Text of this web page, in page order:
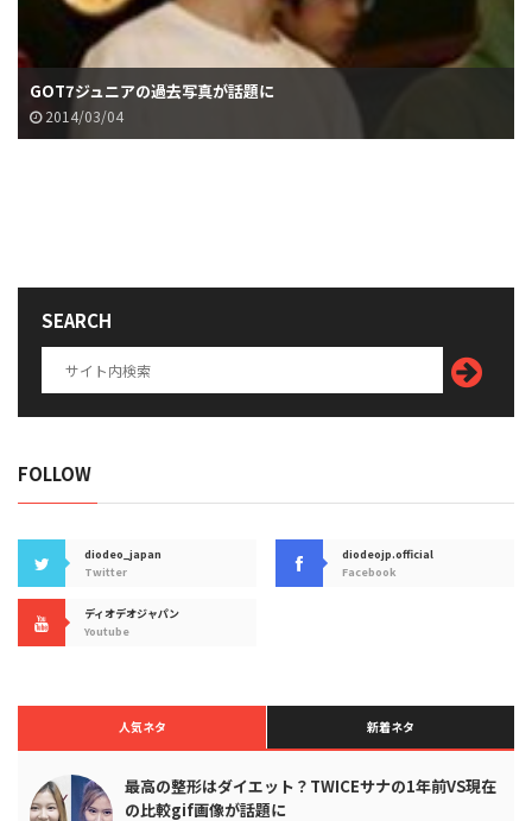
GOT7ジュニアの過去写真が話題に
2014/03/04
SEARCH
FOLLOW
diodeo_japan
Twitter
diodeojp.official
Facebook
ディオデオジャパン
Youtube
人気ネタ 新着ネタ
最高の整形はダイエット？TWICEサナの1年前VS現在
の比較gif画像が話題に